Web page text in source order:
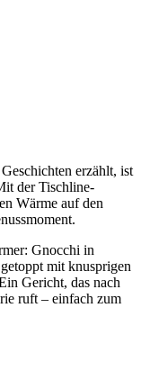
erzählt, ist
der Tischline-
Wärme auf den
Gnocchi in
mit knusprigen
Gericht, das nach
ruft – einfach zum